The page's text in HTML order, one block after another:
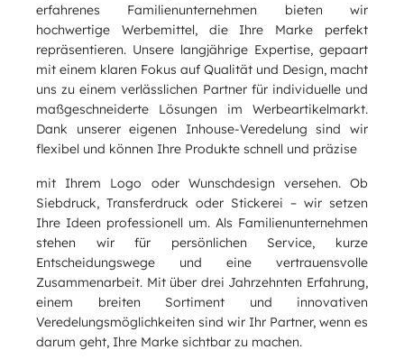
erfahrenes Familienunternehmen bieten wir
hochwertige Werbemittel, die Ihre Marke perfekt
repräsentieren. Unsere langjährige Expertise, gepaart
mit einem klaren Fokus auf Qualität und Design, macht
uns zu einem verlässlichen Partner für individuelle und
maßgeschneiderte Lösungen im Werbeartikelmarkt.
Dank unserer eigenen Inhouse-Veredelung sind wir
flexibel und können Ihre Produkte schnell und präzise
mit Ihrem Logo oder Wunschdesign versehen. Ob
Siebdruck, Transferdruck oder Stickerei – wir setzen
Ihre Ideen professionell um. Als Familienunternehmen
stehen wir für persönlichen Service, kurze
Entscheidungswege und eine vertrauensvolle
Zusammenarbeit. Mit über drei Jahrzehnten Erfahrung,
einem breiten Sortiment und innovativen
Veredelungsmöglichkeiten sind wir Ihr Partner, wenn es
darum geht, Ihre Marke sichtbar zu machen.